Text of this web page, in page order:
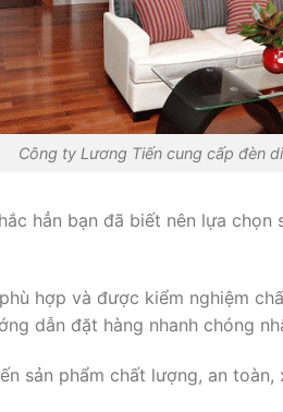
Công ty Lương Tiến cung cấp đèn
hẳn bạn đã biết nên lựa
hợp và được kiểm nghiệm
dẫn đặt hàng nhanh chóng
sản phẩm chất lượng, an